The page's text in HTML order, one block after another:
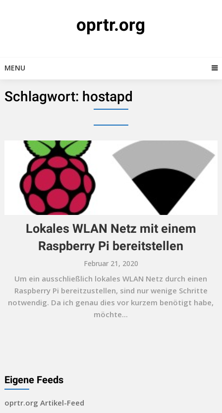
oprtr.org
MENU
Schlagwort: hostapd
Lokales WLAN Netz mit einem
Raspberry Pi bereitstellen
Februar 21, 2020
Um ein ausschließlich lokales WLAN Netz durch einen
Raspberry Pi bereitzustellen, sind nur wenige Schritte
notwendig. Da ich genau dies vor kurzem benötigt habe,
möchte...
Eigene Feeds
oprtr.org Artikel-Feed